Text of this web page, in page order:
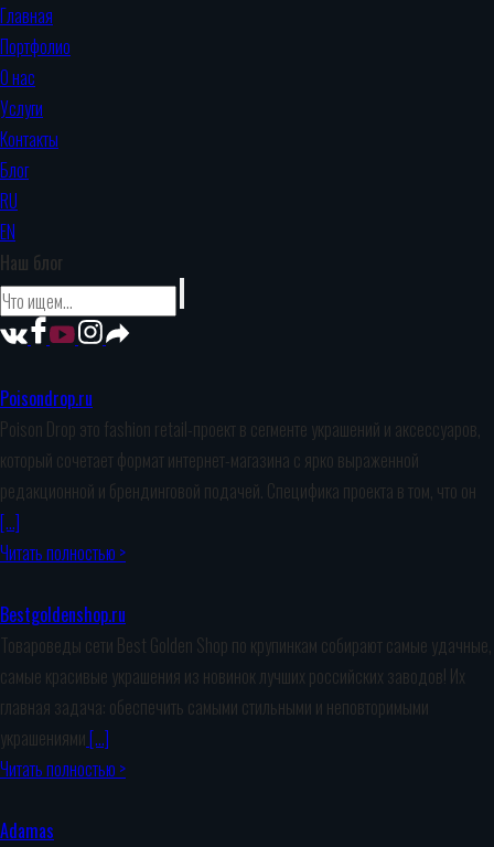
Главная
Портфолио
О нас
Услуги
Контакты
Блог
RU
EN
Наш блог
Poisondrop.ru
Poison Drop это fashion retail-проект в сегменте украшений и аксессуаров,
который сочетает формат интернет-магазина с ярко выраженной
редакционной и брендинговой подачей. Специфика проекта в том, что он
[…]
Читать полностью >
Bestgoldenshop.ru
Товароведы сети Best Golden Shop по крупинкам собирают самые удачные,
самые красивые украшения из новинок лучших российских заводов! Их
главная задача: обеспечить самыми стильными и неповторимыми
украшениями[…]
Читать полностью >
Adamas